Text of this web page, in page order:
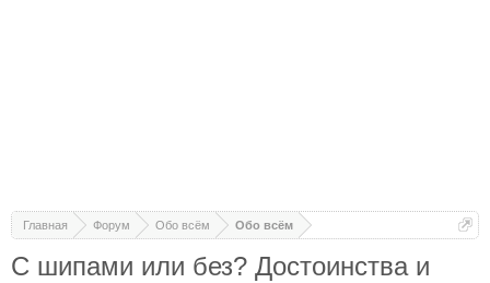
Главная Форум Обо всём Обо всём
С шипами или без? Достоинства и